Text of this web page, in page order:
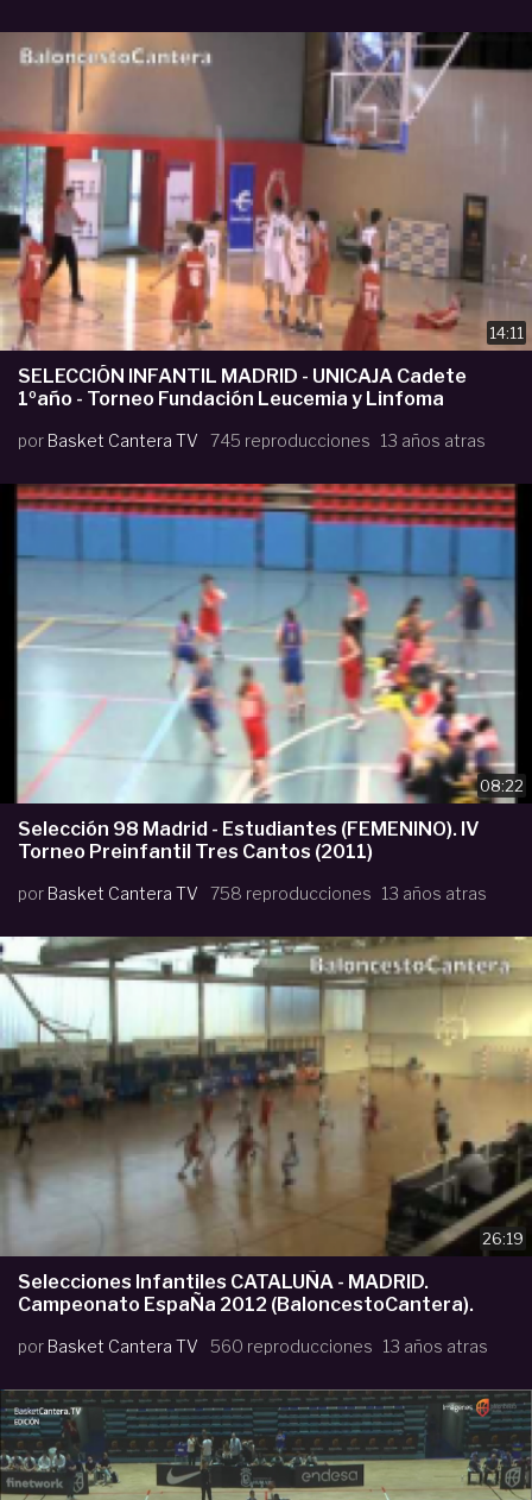
14:11
SELECCIÓN INFANTIL MADRID - UNICAJA Cadete
1ºaño - Torneo Fundación Leucemia y Linfoma
por Basket Cantera TV 745 reproducciones 13 años atras
08:22
Selección 98 Madrid - Estudiantes (FEMENINO). IV
Torneo Preinfantil Tres Cantos (2011)
por Basket Cantera TV 758 reproducciones 13 años atras
26:19
Selecciones Infantiles CATALUÑA - MADRID.
Campeonato EspaÑa 2012 (BaloncestoCantera).
por Basket Cantera TV 560 reproducciones 13 años atras